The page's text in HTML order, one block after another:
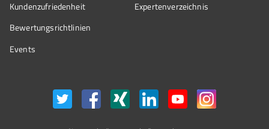
Kundenzufriedenheit
Bewertungs­richtlinien
Events
Expertenverzeichnis